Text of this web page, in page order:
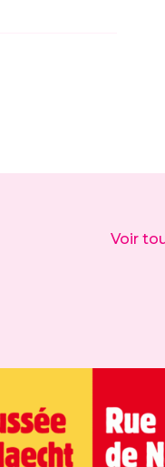
Voir